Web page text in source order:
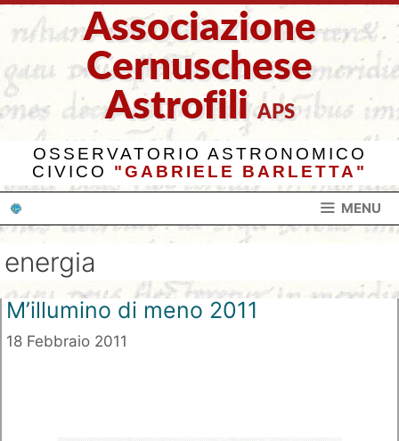
Vai
Associazione
Cernuschese
Astrofili APS
OSSERVATORIO ASTRONOMICO
CIVICO "GABRIELE BARLETTA"
MENU
energia
M’illumino di meno 2011
18 Febbraio 2011